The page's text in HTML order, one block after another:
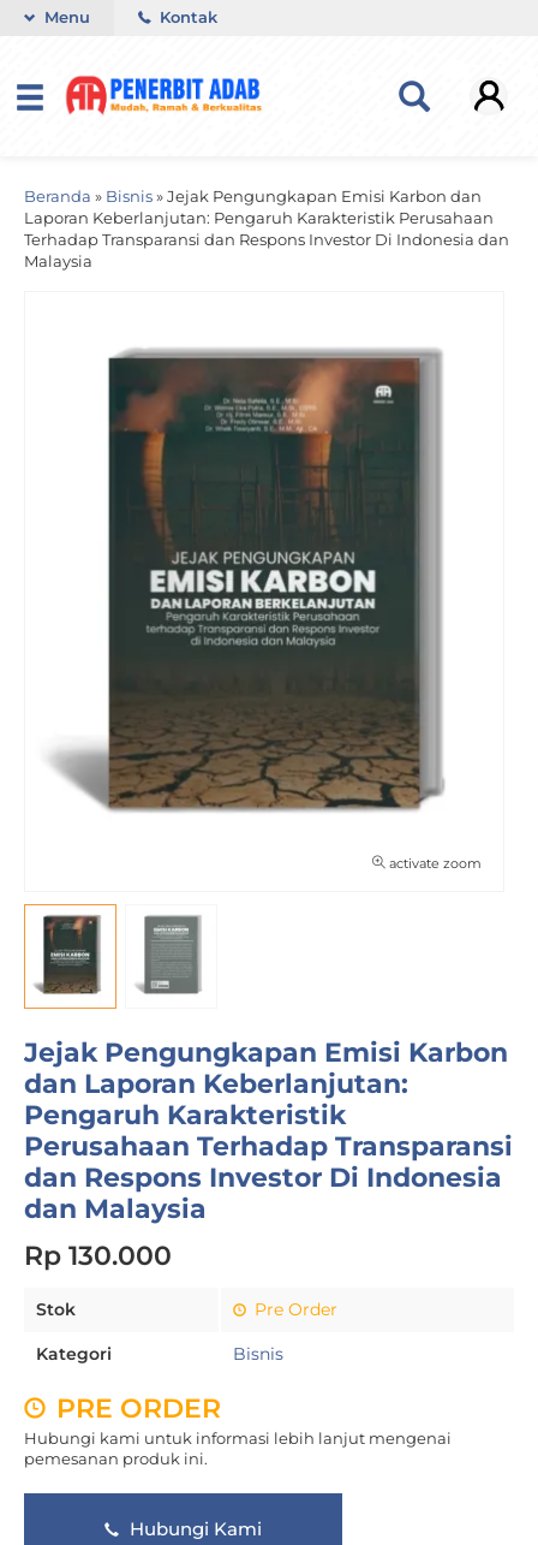
Menu Kontak
Beranda » Bisnis » Jejak Pengungkapan Emisi Karbon dan
Laporan Keberlanjutan: Pengaruh Karakteristik Perusahaan
Terhadap Transparansi dan Respons Investor Di Indonesia dan
Malaysia
activate zoom
Jejak Pengungkapan Emisi Karbon
dan Laporan Keberlanjutan:
Pengaruh Karakteristik
Perusahaan Terhadap Transparansi
dan Respons Investor Di Indonesia
dan Malaysia
Rp 130.000
Stok Pre Order
Kategori Bisnis
PRE ORDER
Hubungi kami untuk informasi lebih lanjut mengenai
pemesanan produk ini.
Hubungi Kami